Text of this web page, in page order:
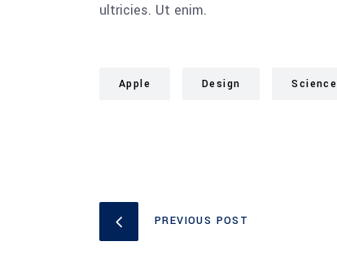
ultricies. Ut enim.
Apple Design Science
PREVIOUS POST